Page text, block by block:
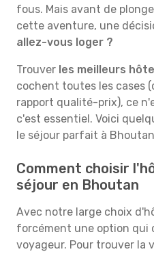
fous. Mais avant de
cette aventure, une
allez-vous loger ?
Trouver les meilleurs
cochent toutes les cases
rapport qualité-prix), ce
c'est essentiel. Voici
le séjour parfait à
Comment choisir
séjour en Bhoutan
Avec notre large choix
forcément une option qui
voyageur. Pour trouver la